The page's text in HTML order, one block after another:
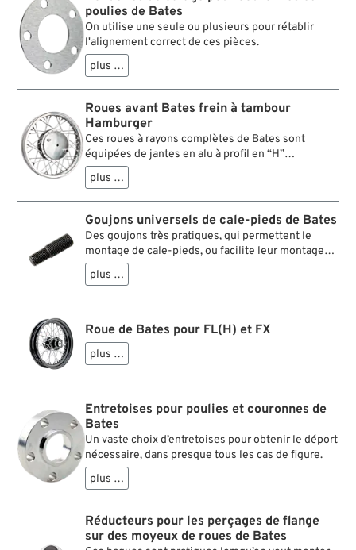
poulies de Bates
On utilise une seule ou plusieurs pour rétablir
l'alignement correct de ces pièces.
plus …
Roues avant Bates frein à tambour
Hamburger
Ces roues à rayons complètes de Bates sont
équipées de jantes en alu à profil en “H”
particulièrement légères ainsi que de freins à
tambour Hamburger, tels qu'on les trouvait à
l'origine sur les XL 1964-1972 et les premières
Super Glides. Idéales pour les projets de
restauration, elles font également bonne figure
sur les choppers classiques et autres motos
customisées.
plus …
Goujons universels de cale-pieds de Bates
Des goujons très pratiques, qui permettent le
montage de cale-pieds, ou facilite leur montage
dans des endroits difficile d’accès. On peut
d’ailleurs les raccourcir à la longueur souhaitée.
plus …
Roue de Bates pour FL(H) et FX
plus …
Entretoises pour poulies et couronnes de
Bates
Un vaste choix d’entretoises pour obtenir le déport
nécessaire, dans presque tous les cas de figure.
plus …
Réducteurs pour les perçages de flange
sur des moyeux de roues de Bates